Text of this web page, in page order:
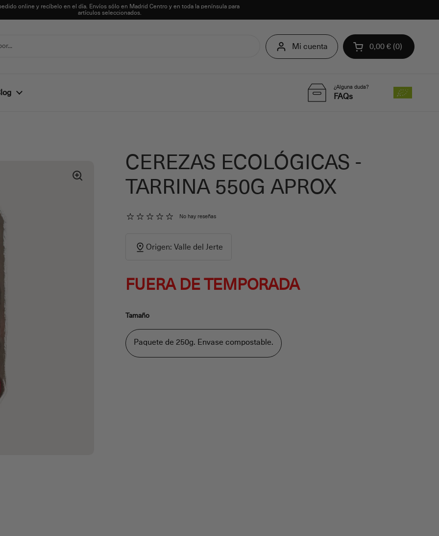
online y recíbelo en el día. Envíos sólo en Madrid Centro y en toda la península para
artículos seleccionados.
Mi cuenta Abrir carrito
0,00 € 0
¿Alguna duda?
FAQs
CEREZAS ECOLÓGICAS -
TARRINA 550G APROX
No hay reseñas
Origen: Valle del Jerte
FUERA DE TEMPORADA
Tamaño
Paquete de 250g. Envase compostable.